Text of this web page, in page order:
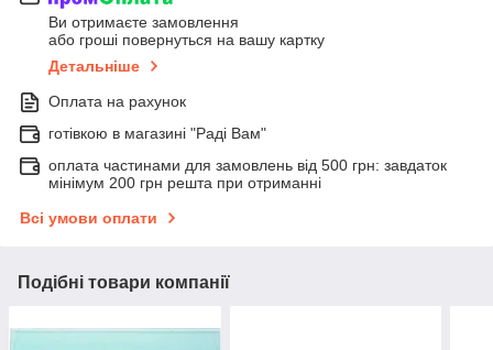
Ви отримаєте замовлення
або гроші повернуться на вашу картку
Детальніше
Оплата на рахунок
готівкою в магазині "Раді Вам"
оплата частинами для замовлень від 500 грн: завдаток
мінімум 200 грн решта при отриманні
Всі умови оплати
Подібні товари компанії